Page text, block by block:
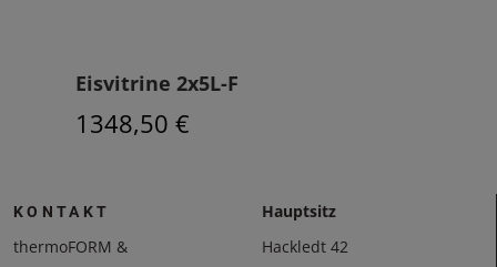
Eisvitrine 2x5L-F
1348,50 €
KONTAKT
thermoFORM &
Hauptsitz
Hackledt 42